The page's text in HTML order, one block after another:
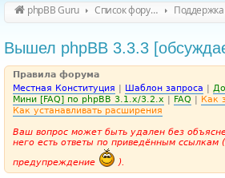
phpBB Guru Список форумов
Вышел phpBB 3.3.3
Правила форума
Местная Конституция | Шаблон запроса |
Мини [FAQ] по phpBB 3.1.x/3.2.x | FAQ | Как
Как устанавливать расширения
Ваш вопрос может быть удален без
него есть ответы по приведённым ссылкам
предупреждение
).